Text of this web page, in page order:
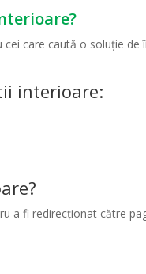
cei care caută o soluție de
interioare:
a fi redirecționat către